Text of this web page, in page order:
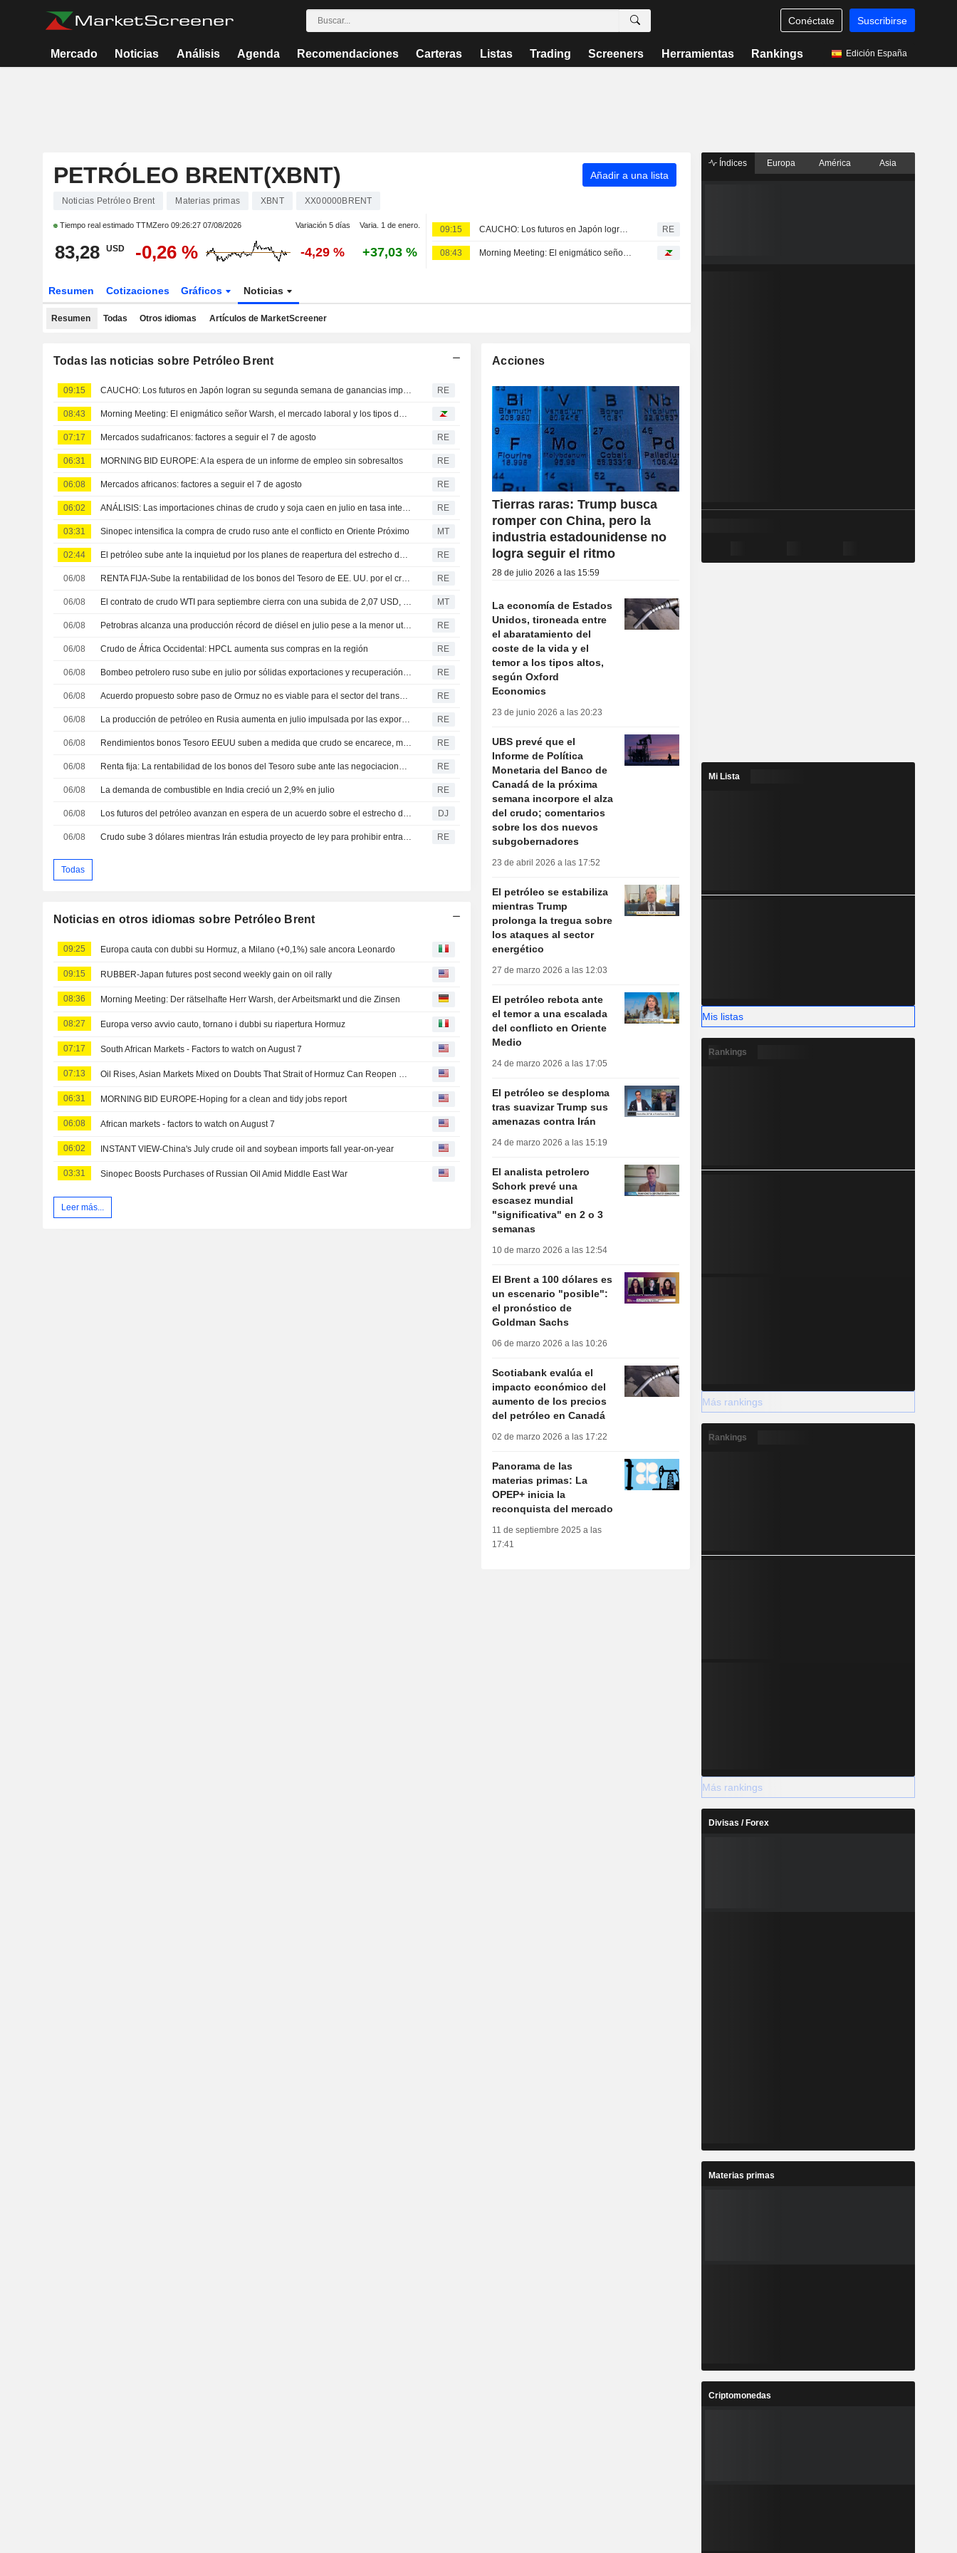
Conéctate Suscribirse
Mercado Noticias Análisis Agenda Recomendaciones Carteras Listas Trading Screeners Herramientas Rankings Edición España
PETRÓLEO BRENT(XBNT) Añadir a una lista
Noticias Petróleo Brent Materias primas XBNT XX00000BRENT
Tiempo real estimado TTMZero 09:26:27 07/08/2026 Variación 5 días Varia. 1 de enero.
83,28 USD -0,26 % -4,29 % +37,03 %
09:15 CAUCHO: Los futuros en Japón logran su segunda semana de ganancias impulsados por el petróleo RE
08:43 Morning Meeting: El enigmático señor Warsh, el mercado laboral y los tipos de interés
Resumen Cotizaciones Gráficos Noticias
Resumen Todas Otros idiomas Artículos de MarketScreener
Todas las noticias sobre Petróleo Brent
09:15 CAUCHO: Los futuros en Japón logran su segunda semana de ganancias impulsados por el petróleo RE
08:43 Morning Meeting: El enigmático señor Warsh, el mercado laboral y los tipos de interés
07:17 Mercados sudafricanos: factores a seguir el 7 de agosto RE
06:31 MORNING BID EUROPE: A la espera de un informe de empleo sin sobresaltos RE
06:08 Mercados africanos: factores a seguir el 7 de agosto RE
06:02 ANÁLISIS: Las importaciones chinas de crudo y soja caen en julio en tasa interanual RE
03:31 Sinopec intensifica la compra de crudo ruso ante el conflicto en Oriente Próximo MT
02:44 El petróleo sube ante la inquietud por los planes de reapertura del estrecho de Ormuz RE
06/08 RENTA FIJA-Sube la rentabilidad de los bonos del Tesoro de EE. UU. por el crudo y a la espera del informe de empleo RE
06/08 El contrato de crudo WTI para septiembre cierra con una subida de 2,07 USD, un 2,8%, hasta los 77,29 USD por barril; el Brent para octubre repunta un 3,8% hasta los 82,44 USD MT
06/08 Petrobras alcanza una producción récord de diésel en julio pese a la menor utilización de sus refinerías RE
06/08 Crudo de África Occidental: HPCL aumenta sus compras en la región RE
06/08 Bombeo petrolero ruso sube en julio por sólidas exportaciones y recuperación refino: fuentes RE
06/08 Acuerdo propuesto sobre paso de Ormuz no es viable para el sector del transporte marítimo: fuentes RE
06/08 La producción de petróleo en Rusia aumenta en julio impulsada por las exportaciones y la recuperación del refino RE
06/08 Rendimientos bonos Tesoro EEUU suben a medida que crudo se encarece, mercado atento a reporte de empleo RE
06/08 Renta fija: La rentabilidad de los bonos del Tesoro sube ante las negociaciones con Irán y a la espera del informe de empleo RE
06/08 La demanda de combustible en India creció un 2,9% en julio RE
06/08 Los futuros del petróleo avanzan en espera de un acuerdo sobre el estrecho de Ormuz-- Market Talk DJ
06/08 Crudo sube 3 dólares mientras Irán estudia proyecto de ley para prohibir entrada de buques en Ormuz RE
Todas
Noticias en otros idiomas sobre Petróleo Brent
09:25 Europa cauta con dubbi su Hormuz, a Milano (+0,1%) sale ancora Leonardo
09:15 RUBBER-Japan futures post second weekly gain on oil rally
08:36 Morning Meeting: Der rätselhafte Herr Warsh, der Arbeitsmarkt und die Zinsen
08:27 Europa verso avvio cauto, tornano i dubbi su riapertura Hormuz
07:17 South African Markets - Factors to watch on August 7
07:13 Oil Rises, Asian Markets Mixed on Doubts That Strait of Hormuz Can Reopen Soon -- Update
06:31 MORNING BID EUROPE-Hoping for a clean and tidy jobs report
06:08 African markets - factors to watch on August 7
06:02 INSTANT VIEW-China's July crude oil and soybean imports fall year-on-year
03:31 Sinopec Boosts Purchases of Russian Oil Amid Middle East War
Leer más...
Acciones
Tierras raras: Trump busca
romper con China, pero la
industria estadounidense no
logra seguir el ritmo
28 de julio 2026 a las 15:59
La economía de Estados
Unidos, tironeada entre
el abaratamiento del
coste de la vida y el
temor a los tipos altos,
según Oxford
Economics
23 de junio 2026 a las 20:23
UBS prevé que el
Informe de Política
Monetaria del Banco de
Canadá de la próxima
semana incorpore el alza
del crudo; comentarios
sobre los dos nuevos
subgobernadores
23 de abril 2026 a las 17:52
El petróleo se estabiliza
mientras Trump
prolonga la tregua sobre
los ataques al sector
energético
27 de marzo 2026 a las 12:03
El petróleo rebota ante
el temor a una escalada
del conflicto en Oriente
Medio
24 de marzo 2026 a las 17:05
El petróleo se desploma
tras suavizar Trump sus
amenazas contra Irán
24 de marzo 2026 a las 15:19
El analista petrolero
Schork prevé una
escasez mundial
"significativa" en 2 o 3
semanas
10 de marzo 2026 a las 12:54
El Brent a 100 dólares es
un escenario "posible":
el pronóstico de
Goldman Sachs
06 de marzo 2026 a las 10:26
Scotiabank evalúa el
impacto económico del
aumento de los precios
del petróleo en Canadá
02 de marzo 2026 a las 17:22
Panorama de las
materias primas: La
OPEP+ inicia la
reconquista del mercado
11 de septiembre 2025 a las
17:41
Índices Europa América Asia
Mi Lista
Mis listas
Rankings
Más rankings
Rankings
Más rankings
Divisas / Forex
Materias primas
Criptomonedas